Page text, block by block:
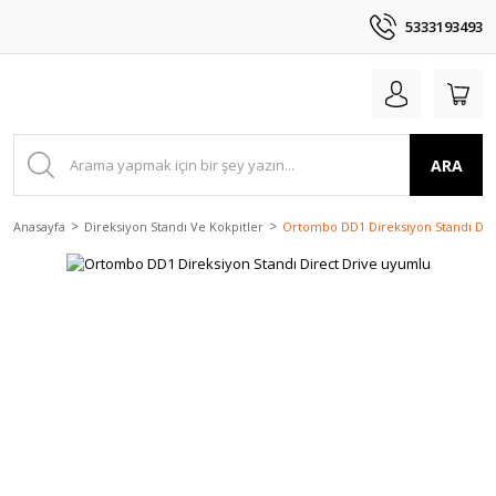
5333193493
ARA
Anasayfa Direksiyon Standı Ve Kokpitler Ortombo DD1 Direksiyon Standı